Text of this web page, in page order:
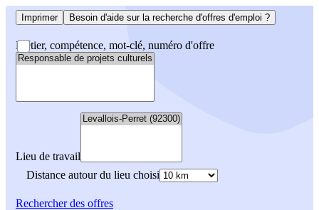
Imprimer Besoin d'aide sur la recherche d'offres d'emploi ?
Métier, compétence, mot-clé, numéro d'offre
Lieu de travail
Distance autour du lieu choisi
Rechercherdes offres